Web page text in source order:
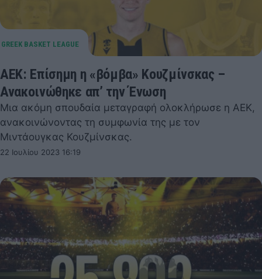
ΑΕΚ: Επίσημη η «βόμβα» Κουζμίνσκας –
Ανακοινώθηκε απ’ την Ένωση
Μια ακόμη σπουδαία μεταγραφή ολοκλήρωσε η ΑΕΚ,
ανακοινώνοντας τη συμφωνία της με τον
Μιντάουγκας Κουζμίνσκας.
22 Ιουλίου 2023 16:19